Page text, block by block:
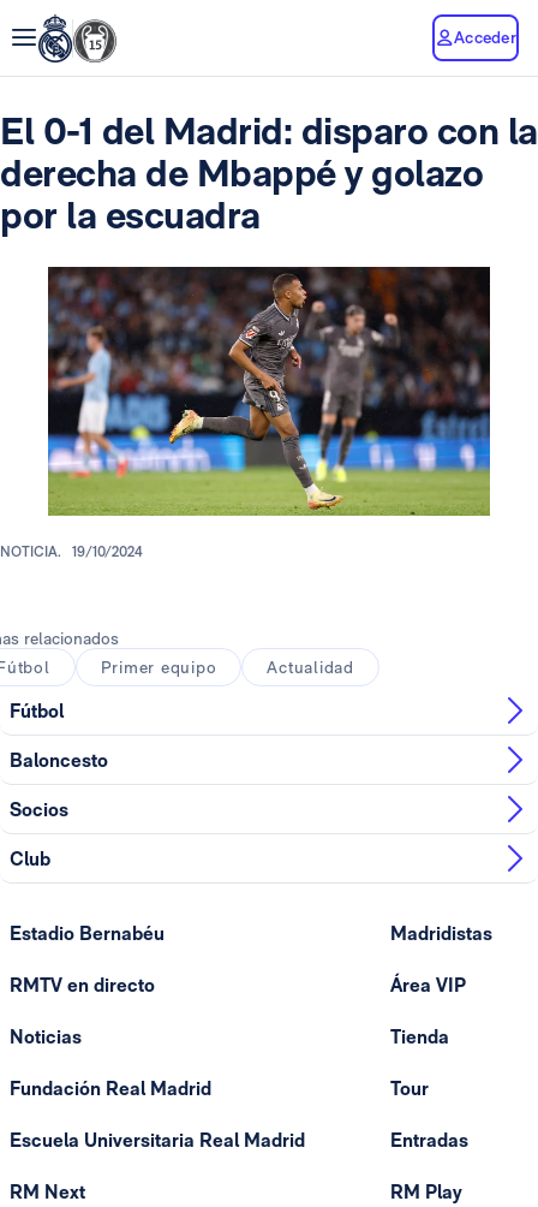
Acceder
El 0-1 del Madrid: disparo con la
derecha de Mbappé y golazo
por la escuadra
NOTICIA. 19/10/2024
relacionados
Primer equipo Actualidad
Fútbol
Baloncesto
Socios
Club
Estadio Bernabéu
RMTV en directo
Noticias
Fundación Real Madrid
Escuela Universitaria Real Madrid
RM Next
Madridistas
Área VIP
Tienda
Tour
Entradas
RM Play